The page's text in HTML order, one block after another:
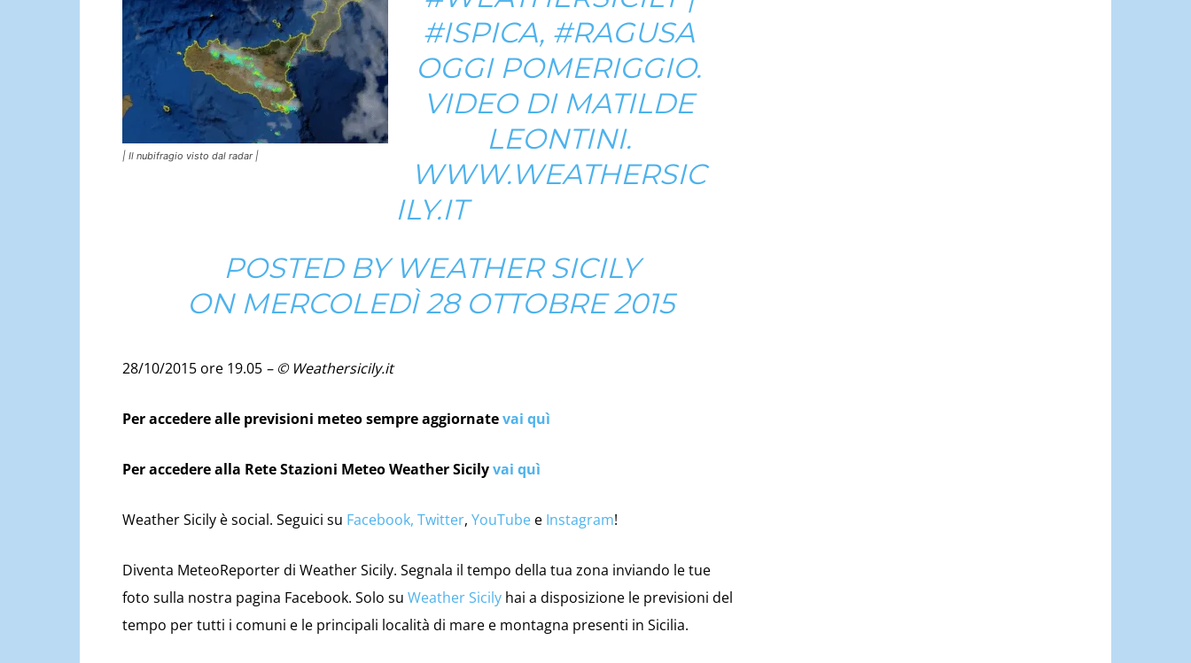
| Il nubifragio visto dal radar |
#ISPICA, #RAGUSA
OGGI POMERIGGIO.
VIDEO DI MATILDE
LEONTINI.
WWW.WEATHERSIC
ILY.IT
POSTED BY WEATHER SICILY
ON MERCOLEDÌ 28 OTTOBRE 2015
28/10/2015 ore 19.05 – © Weathersicily.it
Per accedere alle previsioni meteo sempre aggiornatevai quì
Per accedere alla Rete Stazioni Meteo Weather Sicilyvai quì
Weather Sicily è social. Seguici su Facebook, Twitter, YouTube e Instagram!
Diventa MeteoReporter di Weather Sicily. Segnala il tempo della tua zona inviando le tue
foto sulla nostra pagina Facebook. Solo su Weather Sicily hai a disposizione le previsioni del
tempo per tutti i comuni e le principali località di mare e montagna presenti in Sicilia.